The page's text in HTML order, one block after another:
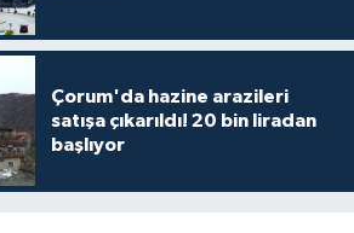
Çorum'da hazine arazileri
satışa çıkarıldı! 20 bin liradan
başlıyor